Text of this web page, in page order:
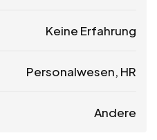
Keine Erfahrung
Personalwesen, HR
Andere